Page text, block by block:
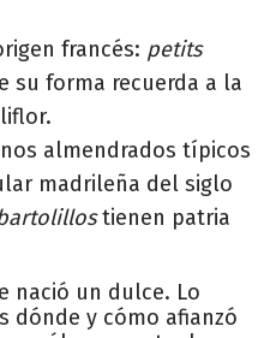
francés: petits
su forma recuerda a la
almendrados típicos
madrileña del siglo
tienen patria
nació un dulce. Lo
dónde y cómo afianzó